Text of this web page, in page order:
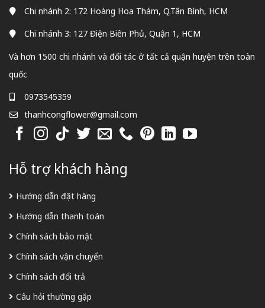
Chi nhánh 2: 172 Hoàng Hoa Thám, Q.Tân Bình, HCM
Chi nhánh 3: 127 Điện Biên Phủ, Quận 1, HCM
Và hơn 1500 chi nhánh và đối tác ở tất cả quận huyện trên toàn
quốc
0973545359
thanhcongflower@gmail.com
Hỗ trợ khách hàng
Hướng dẫn đặt hàng
Hướng dẫn thanh toán
Chính sách bảo mật
Chính sách vận chuyển
Chính sách đổi trả
Câu hỏi thường gặp